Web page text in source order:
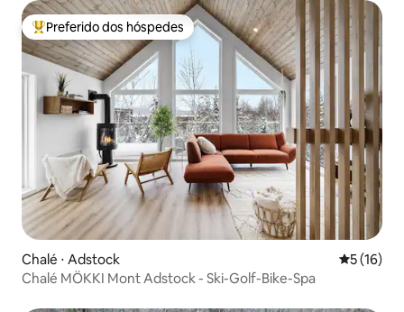
Entre os melhores preferidos dos hóspedes
Preferido dos hóspedes
Chalé ⋅ Adstock 5 de uma
5 (16)
Chalé MÖKKI Mont Adstock - Ski-Golf-Bike-Spa